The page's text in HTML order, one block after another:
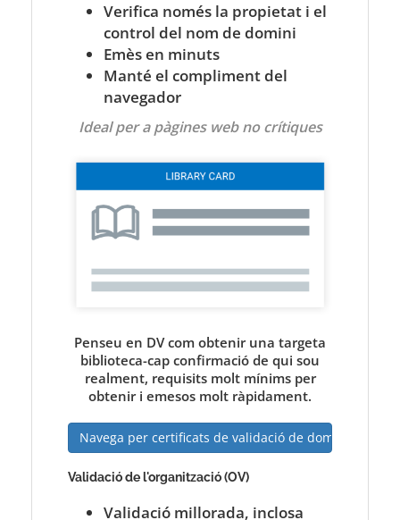
Verifica només la propietat i el
control del nom de domini
Emès en minuts
Manté el compliment del
navegador
Ideal per a pàgines web no crítiques
Penseu en DV com obtenir una targeta
biblioteca-cap confirmació de qui sou
realment, requisits molt mínims per
obtenir i emesos molt ràpidament.
Navega per certificats de validació de dominis
Validació de l'organització (OV)
Validació millorada, inclosa